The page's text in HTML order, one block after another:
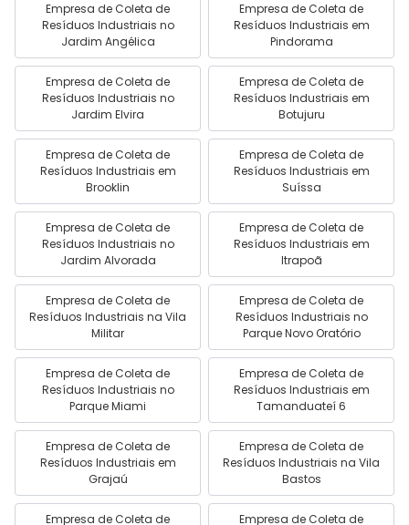
Empresa de Coleta de
Resíduos Industriais no
Jardim Angélica
Empresa de Coleta de
Resíduos Industriais em
Pindorama
Empresa de Coleta de
Resíduos Industriais no
Jardim Elvira
Empresa de Coleta de
Resíduos Industriais em
Botujuru
Empresa de Coleta de
Resíduos Industriais em
Brooklin
Empresa de Coleta de
Resíduos Industriais em
Suíssa
Empresa de Coleta de
Resíduos Industriais no
Jardim Alvorada
Empresa de Coleta de
Resíduos Industriais em
Itrapoã
Empresa de Coleta de
Resíduos Industriais na Vila
Militar
Empresa de Coleta de
Resíduos Industriais no
Parque Novo Oratório
Empresa de Coleta de
Resíduos Industriais no
Parque Miami
Empresa de Coleta de
Resíduos Industriais em
Tamanduateí 6
Empresa de Coleta de
Resíduos Industriais em
Grajaú
Empresa de Coleta de
Resíduos Industriais na Vila
Bastos
Empresa de Coleta de
Empresa de Coleta de